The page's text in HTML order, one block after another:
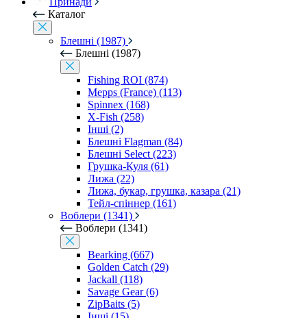
Каталог
Блешні (1987)
Блешні (1987)
Fishing ROI (874)
Mepps (France) (113)
Spinnex (168)
X-Fish (258)
Інші (2)
Блешні Flagman (84)
Блешні Select (223)
Грушка-Куля (61)
Лижа (22)
Лижа, букар, грушка, казара (21)
Тейл-спіннер (161)
Воблери (1341)
Воблери (1341)
Bearking (667)
Golden Catch (29)
Jackall (118)
Savage Gear (6)
ZipBaits (5)